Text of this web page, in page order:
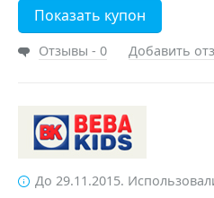
Показать купон
Отзывы - 0 Добавить
До 29.11.2015.